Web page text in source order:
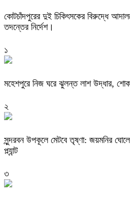
কোটচাঁদপুরের দুই চিকিৎসকের বিরুদ্ধে
তদন্তের নির্দেশ।
১
মহেশপুরে নিজ ঘরে ঝুলন্ত লাশ উদ্ধার,
২
সুন্দরবন উপকূলে মেটবে তৃষ্ণা: জয়মনির
প্ল্যান্ট
৩